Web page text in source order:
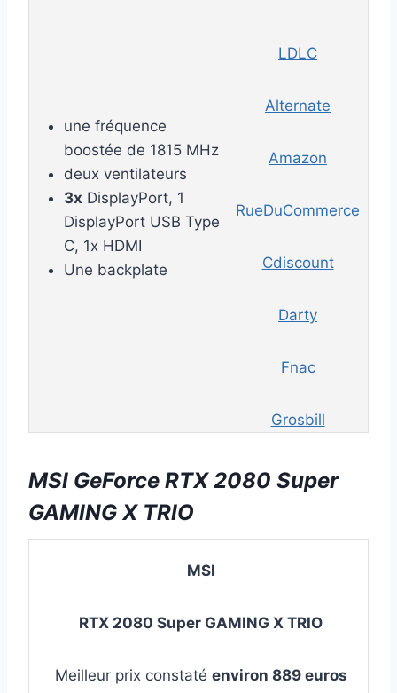
une fréquence
boostée de 1815 MHz
deux ventilateurs
3x DisplayPort, 1
DisplayPort USB Type
C, 1x HDMI
Une backplate
LDLC
Alternate
Amazon
RueDuCommerce
Cdiscount
Darty
Fnac
Grosbill
MSI GeForce RTX 2080 Super
GAMING X TRIO
MSI
RTX 2080 Super GAMING X TRIO
Meilleur prix constaté environ 889 euros